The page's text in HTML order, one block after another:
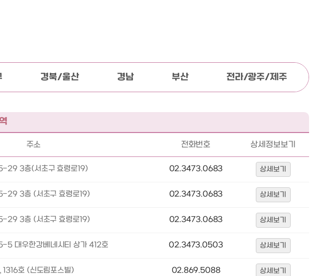
경북/울산 경남 부산 전라/광주/제주
주소 전화번호 상세정보보기
29 3층(서초구 효령로19) 02.3473.0683 상세보기
29 3층 (서초구 효령로19) 02.3473.0683 상세보기
29 3층 (서초구 효령로19) 02.3473.0683 상세보기
5 대우한강베네시티 상가 412호 02.3473.0503 상세보기
호 (신도림포스빌) 02.869.5088 상세보기